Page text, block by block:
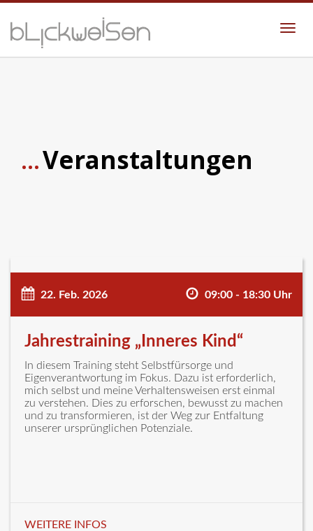
...Veranstaltungen
22. Feb. 2026 09:00 - 18:30 Uhr
Jahrestraining „Inneres Kind“
In diesem Training steht Selbstfürsorge und
Eigenverantwortung im Fokus. Dazu ist erforderlich,
mich selbst und meine Verhaltensweisen erst einmal
zu verstehen. Dies zu erforschen, bewusst zu machen
und zu transformieren, ist der Weg zur Entfaltung
unserer ursprünglichen Potenziale.
WEITERE INFOS